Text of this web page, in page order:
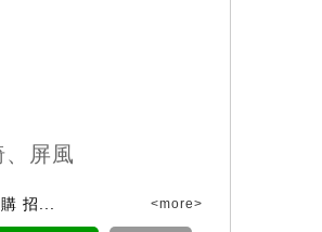
屏風
招... <more>